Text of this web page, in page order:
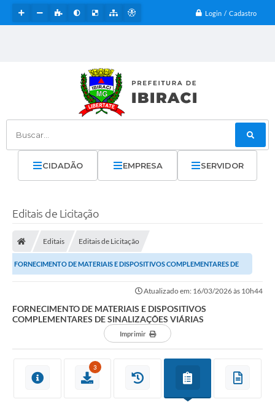
Login / Cadastro
Buscar...
CIDADÃO EMPRESA SERVIDOR
Editais de Licitação
Editais Editais de Licitação
FORNECIMENTO DE MATERIAIS E DISPOSITIVOS COMPLEMENTARES DE
Atualizado em: 16/03/2026 às 10h44
FORNECIMENTO DE MATERIAIS E DISPOSITIVOS
COMPLEMENTARES DE SINALIZAÇÕES VIÁRIAS
Imprimir
3